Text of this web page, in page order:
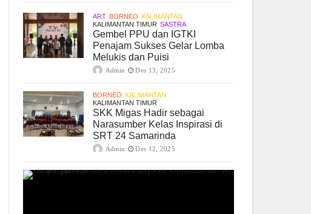
ART BORNEO KALIMANTAN
KALIMANTAN TIMUR SASTRA
Gembel PPU dan IGTKI
Penajam Sukses Gelar Lomba
Melukis dan Puisi
Admin Des 13, 2025
BORNEO KALIMANTAN
KALIMANTAN TIMUR
SKK Migas Hadir sebagai
Narasumber Kelas Inspirasi di
SRT 24 Samarinda
Admin Des 12, 2025